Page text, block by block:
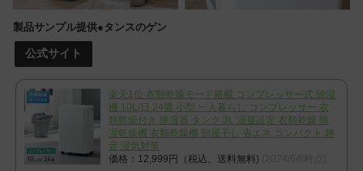
製品サンプル提供●タンスのゲン
公式サイト
楽天1位 衣類乾燥モード搭載 コンプレッサー式 除湿
機 10L/日 24畳 小型 一人暮らし コンプレッサー 衣
類乾燥付き 除湿器 タンク 3L 湿度設定 衣類乾燥 除
湿乾燥機 衣類乾燥機 部屋干し 省エネ コンパクト 静
音 湿気対策
価格：12,999円（税込、送料無料)